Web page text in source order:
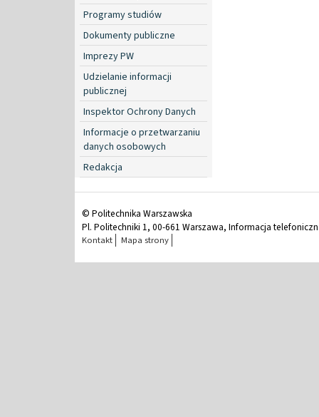
Programy studiów
Dokumenty publiczne
Imprezy PW
Udzielanie informacji
publicznej
Inspektor Ochrony Danych
Informacje o przetwarzaniu
danych osobowych
Redakcja
© Politechnika Warszawska
Pl. Politechniki 1, 00-661 Warszawa, Informacja
Kontakt Mapa strony